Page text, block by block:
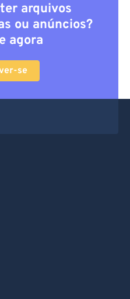
arquivos
ou anúncios?
agora
se